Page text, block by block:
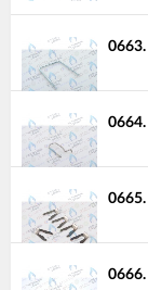
0663.
0664.
0665.
0666.